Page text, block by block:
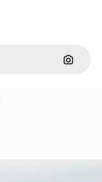
通過圖